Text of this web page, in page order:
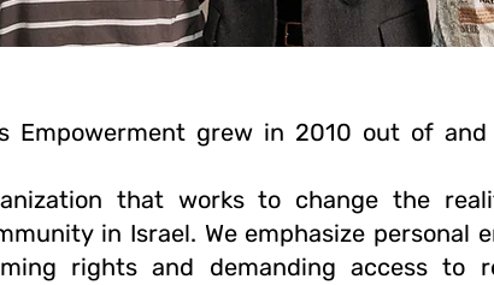
Empowerment grew in 2010 out of
that works to change the
in Israel. We emphasize personal
rights and demanding access to